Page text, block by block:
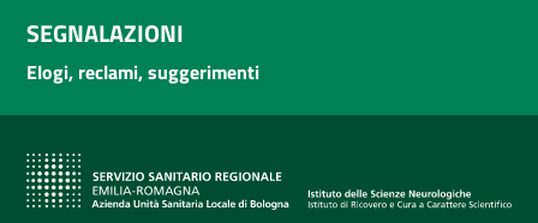
SEGNALAZIONI
Elogi, reclami, suggerimenti